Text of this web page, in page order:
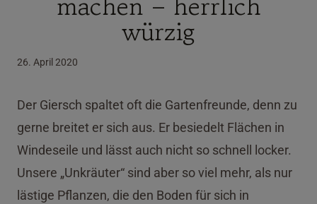
würzig
26. April 2020
Der Giersch spaltet oft die Gartenfreunde, denn zu
gerne breitet er sich aus. Er besiedelt Flächen in
Windeseile und lässt auch nicht so schnell locker.
Unsere „Unkräuter“ sind aber so viel mehr, als nur
lästige Pflanzen, die den Boden für sich in